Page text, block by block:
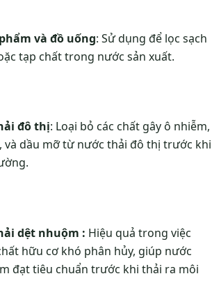
và đồ uống: Sử dụng để lọc sạch
tạp chất trong nước sản xuất.
đô thị: Loại bỏ các chất gây ô nhiễm,
và dầu mỡ từ nước thải đô thị trước khi
dệt nhuộm : Hiệu quả trong việc
hữu cơ khó phân hủy, giúp nước
đạt tiêu chuẩn trước khi thải ra môi